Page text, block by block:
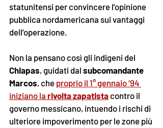
statunitensi per convincere l’opinione
pubblica nordamericana sui vantaggi
dell’operazione.
Non la pensano così gli indigeni del
Chiapas, guidati dal subcomandante
Marcos, che proprio il 1° gennaio ‘94
iniziano la rivolta zapatista contro il
governo messicano, intuendo i rischi di
ulteriore impoverimento per le zone più